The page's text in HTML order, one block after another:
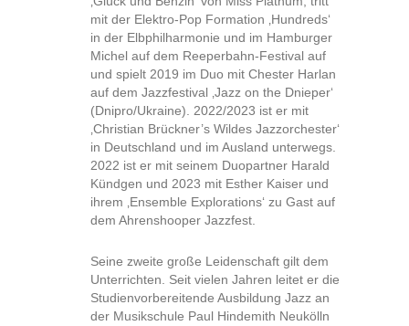
mit der Elektro-Pop Formation ‚Hundreds‘
in der Elbphilharmonie und im Hamburger
Michel auf dem Reeperbahn-Festival auf
und spielt 2019 im Duo mit Chester Harlan
auf dem Jazzfestival ‚Jazz on the Dnieper‘
(Dnipro/Ukraine). 2022/2023 ist er mit
‚Christian Brückner’s Wildes Jazzorchester‘
in Deutschland und im Ausland unterwegs.
2022 ist er mit seinem Duopartner Harald
Kündgen und 2023 mit Esther Kaiser und
ihrem ‚Ensemble Explorations‘ zu Gast auf
dem Ahrenshooper Jazzfest.
Seine zweite große Leidenschaft gilt dem
Unterrichten. Seit vielen Jahren leitet er die
Studienvorbereitende Ausbildung Jazz an
der Musikschule Paul Hindemith Neukölln